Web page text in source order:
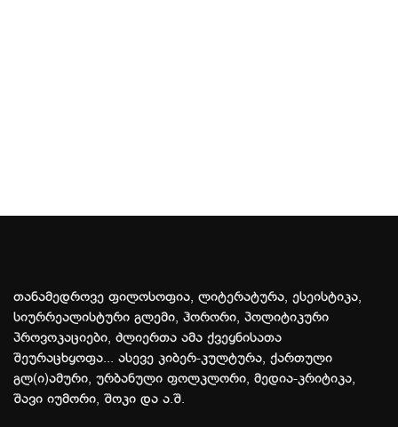
თანამედროვე ფილოსოფია, ლიტერატურა, ესეისტიკა,
სიურრეალისტური გლემი, ჰორორი, პოლიტიკური
პროვოკაციები, ძლიერთა ამა ქვეყნისათა
შეურაცხყოფა... ასევე კიბერ-კულტურა, ქართული
გლ(ი)ამური, ურბანული ფოლკლორი, მედია-კრიტიკა,
შავი იუმორი, შოკი და ა.შ.